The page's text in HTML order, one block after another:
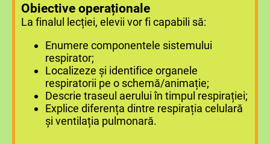
Obiective operaționale
La finalul lecției, elevii vor fi capabili să:
Enumere componentele sistemului
respirator;
Localizeze și identifice organele
respiratorii pe o schemă/animație;
Descrie traseul aerului în timpul respirației;
Explice diferența dintre respirația celulară
și ventilația pulmonară.